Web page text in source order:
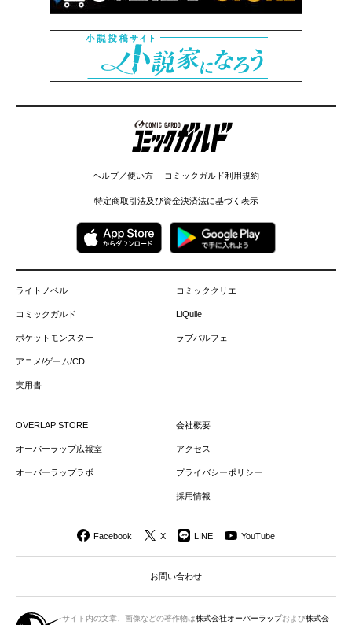
コミックガルド
ヘルプ／使い方 コミックガルド利用規約
特定商取引法及び資金決済法に基づく表示
ライトノベル
コミックガルド
ポケットモンスター
アニメ/ゲーム/CD
実用書
コミッククリエ
LiQulle
ラブパルフェ
OVERLAP STORE
オーバーラップ広報室
オーバーラップラボ
会社概要
アクセス
プライバシーポリシー
採用情報
Facebook X LINE YouTube
お問い合わせ
サイト内の文章、画像などの著作物は株式会社オーバーラップおよび株式会